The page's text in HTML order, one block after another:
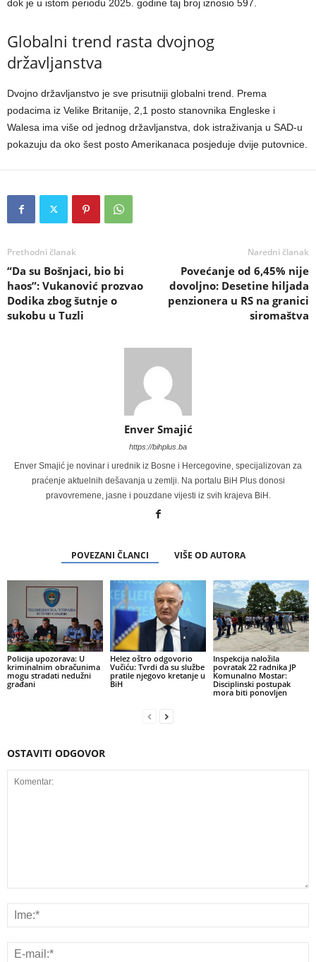
dok je u istom periodu 2025. godine taj broj iznosio 597.
Globalni trend rasta dvojnog
državljanstva
Dvojno državljanstvo je sve prisutniji globalni trend. Prema
podacima iz Velike Britanije, 2,1 posto stanovnika Engleske i
Walesa ima više od jednog državljanstva, dok istraživanja u SAD-u
pokazuju da oko šest posto Amerikanaca posjeduje dvije putovnice.
Prethodni članak
“Da su Bošnjaci, bio bi
haos”: Vukanović prozvao
Dodika zbog šutnje o
sukobu u Tuzli
Naredni članak
Povećanje od 6,45% nije
dovoljno: Desetine hiljada
penzionera u RS na granici
siromaštva
Enver Smajić
https://bihplus.ba
Enver Smajić je novinar i urednik iz Bosne i Hercegovine, specijalizovan za
praćenje aktuelnih dešavanja u zemlji. Na portalu BiH Plus donosi
pravovremene, jasne i pouzdane vijesti iz svih krajeva BiH.
POVEZANI ČLANCI VIŠE OD AUTORA
Policija upozorava: U
kriminalnim obračunima
mogu stradati nedužni
građani
Helez oštro odgovorio
Vučiću: Tvrdi da su službe
pratile njegovo kretanje u
BiH
Inspekcija naložila
povratak 22 radnika JP
Komunalno Mostar:
Disciplinski postupak
mora biti ponovljen
OSTAVITI ODGOVOR